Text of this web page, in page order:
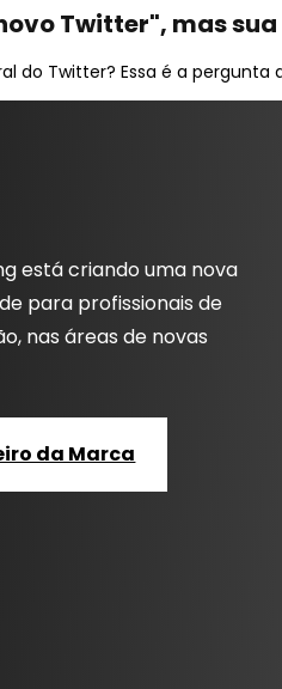
Twitter", mas
do Twitter? Essa é a
está criando uma nova
para profissionais de
nas áreas de novas
da Marca